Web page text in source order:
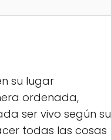
su lugar
ordenada,
ser vivo según su
todas las cosas